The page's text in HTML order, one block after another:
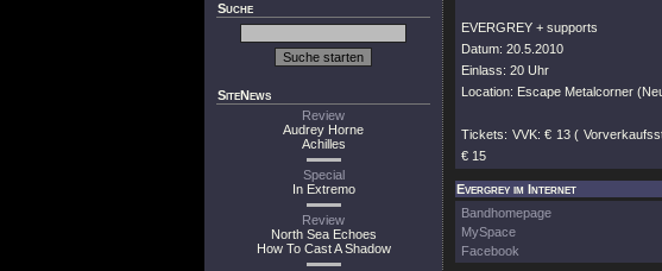
Suche
SiteNews
Review
Audrey Horne
Achilles
Special
In Extremo
Review
North Sea Echoes
How To Cast A Shadow
EVERGREY + supports
Datum: 20.5.2010
Einlass: 20 Uhr
Location: Escape Metalcorner
Tickets: VVK: € 13 (
€ 15
Evergrey im Internet
Bandhomepage
MySpace
Facebook